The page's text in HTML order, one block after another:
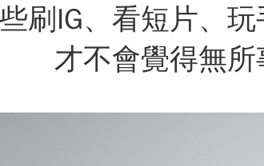
刷IG、看短片、
才不會覺得無所